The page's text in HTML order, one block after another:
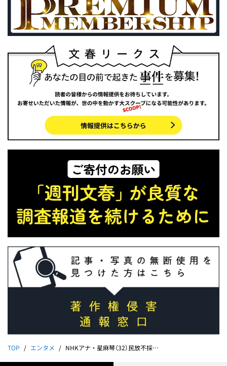
TOP エンタメ NHKアナ・星麻琴（32）民放不採用で母・三雲孝江が入れた“クレーム”